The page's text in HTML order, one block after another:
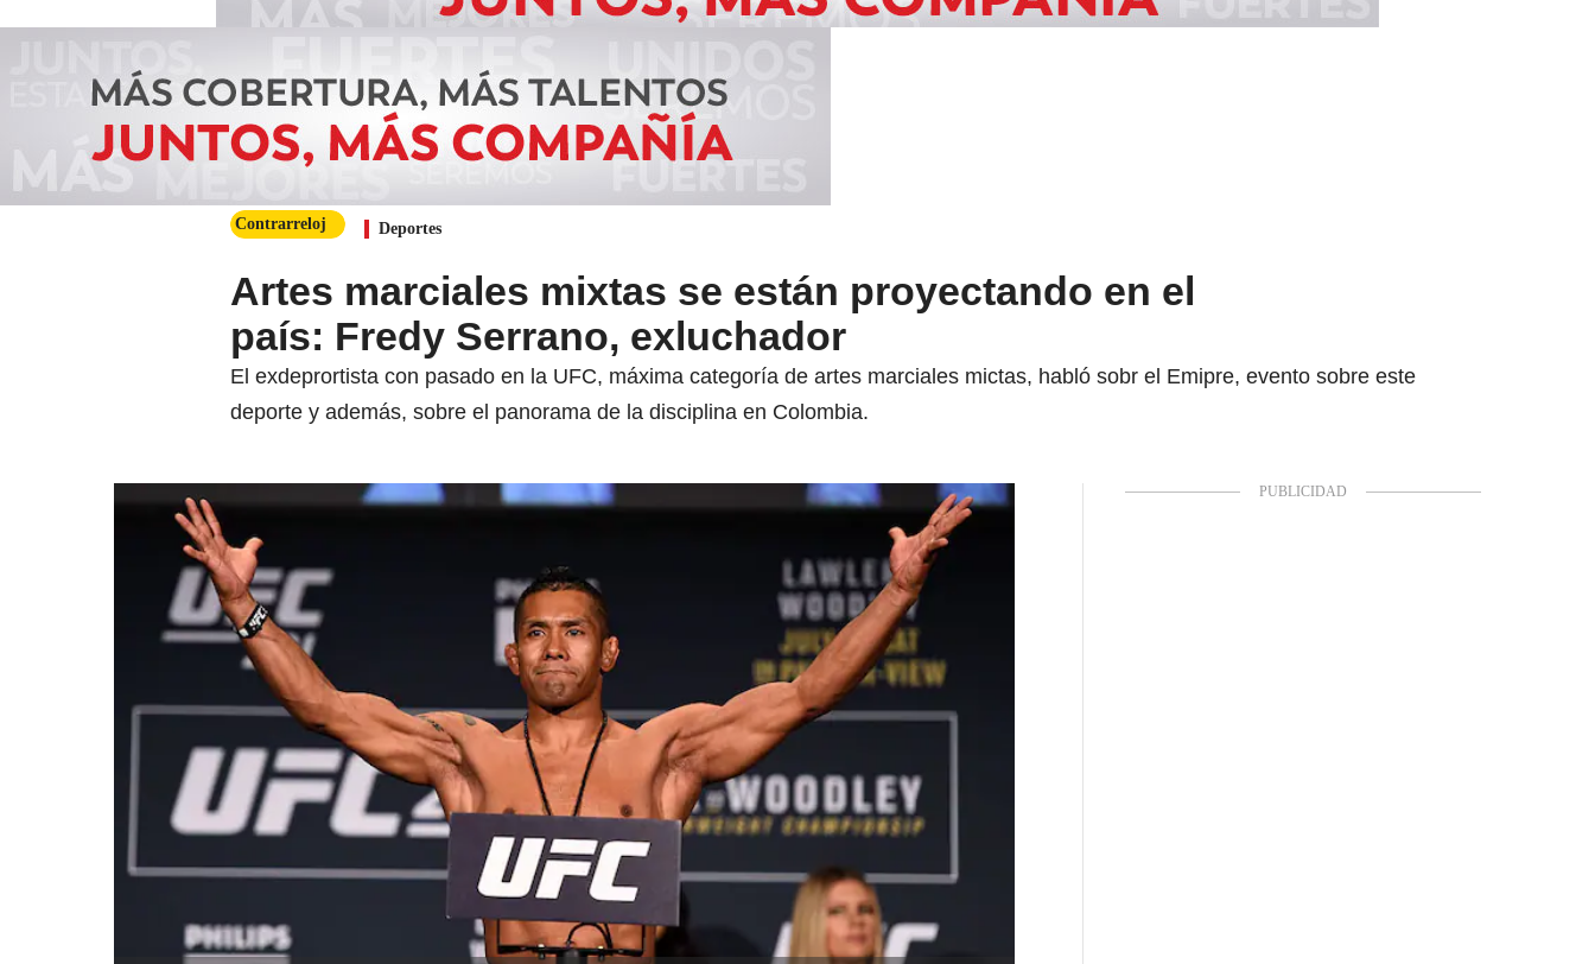
Contrarreloj Deportes
Artes marciales mixtas se están proyectando en el
país: Fredy Serrano, exluchador
El exdeprortista con pasado en la UFC, máxima categoría de artes marciales mictas, habló sobr el Emipre, evento sobre este
deporte y además, sobre el panorama de la disciplina en Colombia.